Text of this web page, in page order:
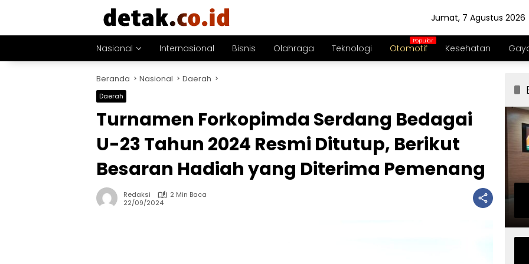
Jumat, 7 Agustus 2026
Nasional Internasional Bisnis Olahraga Teknologi Otomotif Kesehatan
Beranda Nasional Daerah
Daerah
Turnamen Forkopimda Serdang Bedagai
U-23 Tahun 2024 Resmi Ditutup, Berikut
Besaran Hadiah yang Diterima Pemenang
Redaksi
2 Min Baca
22/09/2024